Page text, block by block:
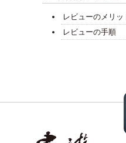
レビューのメリッ
レビューの手順